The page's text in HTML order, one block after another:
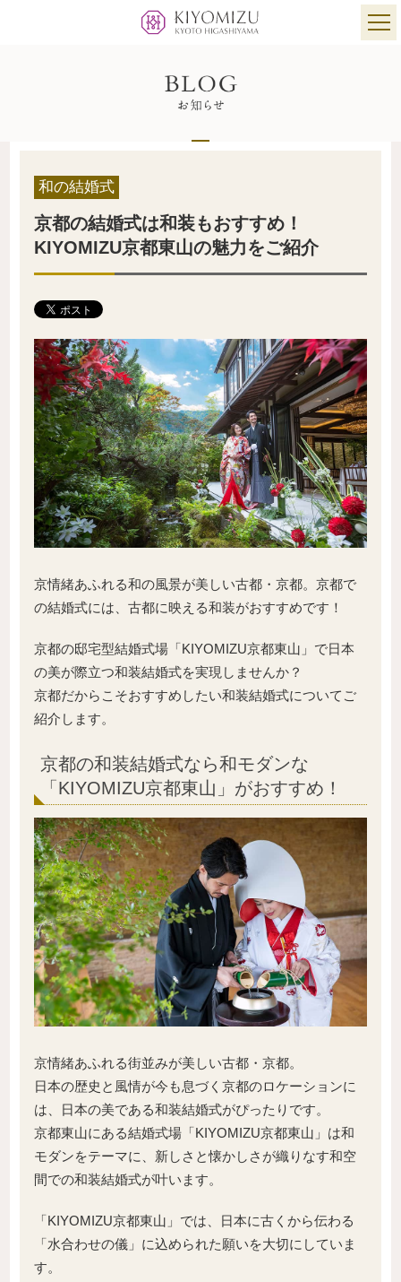
和の結婚式
京都の結婚式は和装もおすすめ！
KIYOMIZU京都東山の魅力をご紹介
京情緒あふれる和の風景が美しい古都・京都。京都で
の結婚式には、古都に映える和装がおすすめです！
京都の邸宅型結婚式場「KIYOMIZU京都東山」で日本
の美が際立つ和装結婚式を実現しませんか？
京都だからこそおすすめしたい和装結婚式についてご
紹介します。
京都の和装結婚式なら和モダンな
「KIYOMIZU京都東山」がおすすめ！
京情緒あふれる街並みが美しい古都・京都。
日本の歴史と風情が今も息づく京都のロケーションに
は、日本の美である和装結婚式がぴったりです。
京都東山にある結婚式場「KIYOMIZU京都東山」は和
モダンをテーマに、新しさと懐かしさが織りなす和空
間での和装結婚式が叶います。
「KIYOMIZU京都東山」では、日本に古くから伝わる
「水合わせの儀」に込められた願いを大切にしていま
す。